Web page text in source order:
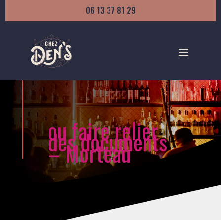
06 13 37 81 29
ou faire relier
des documents
– Morteau